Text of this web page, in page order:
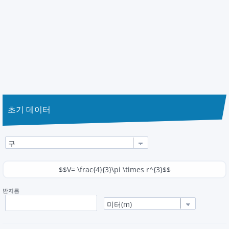
초기 데이터
$$V= \frac{4}{3}\pi \times r^{3}$$
반지름